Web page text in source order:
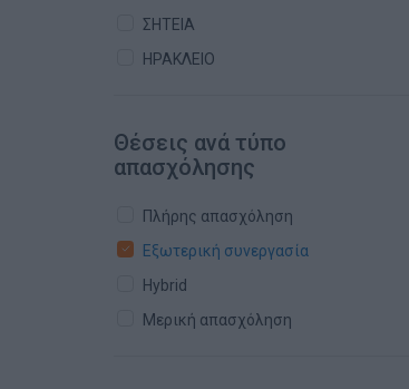
ΣΗΤΕΙΑ
ΗΡΑΚΛΕΙΟ
Θέσεις ανά τύπο
απασχόλησης
Πλήρης απασχόληση
Εξωτερική συνεργασία
Hybrid
Μερική απασχόληση